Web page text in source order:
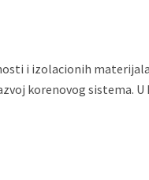
i izolacionih
korenovog sistema.